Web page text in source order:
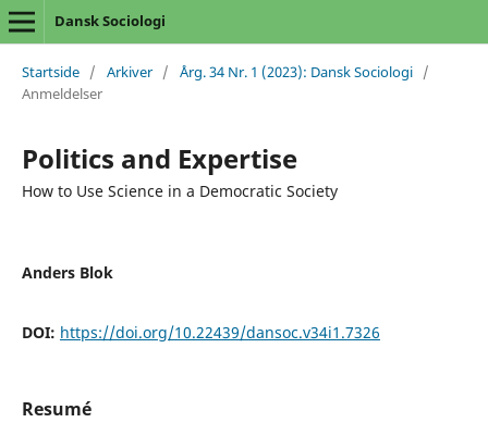
Dansk Sociologi
Startside / Arkiver / Årg. 34 Nr. 1 (2023): Dansk Sociologi /
Anmeldelser
Politics and Expertise
How to Use Science in a Democratic Society
Anders Blok
DOI: https://doi.org/10.22439/dansoc.v34i1.7326
Resumé